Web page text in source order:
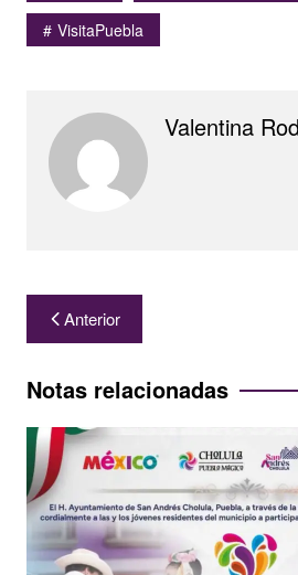
VisitaPuebla
Valentina
Navegación
de
entradas
Anterior
Notas relacionadas